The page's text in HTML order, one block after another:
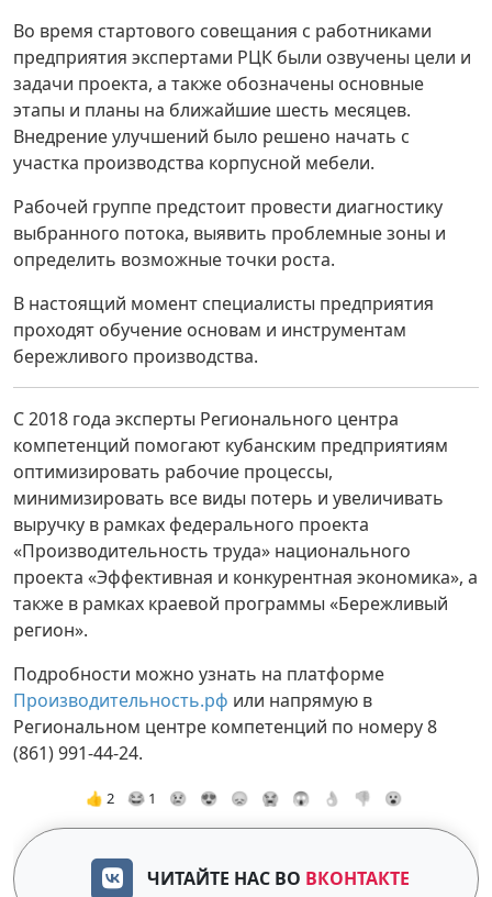
Во время стартового совещания с работниками
предприятия экспертами РЦК были озвучены цели и
задачи проекта, а также обозначены основные
этапы и планы на ближайшие шесть месяцев.
Внедрение улучшений было решено начать с
участка производства корпусной мебели.
Рабочей группе предстоит провести диагностику
выбранного потока, выявить проблемные зоны и
определить возможные точки роста.
В настоящий момент специалисты предприятия
проходят обучение основам и инструментам
бережливого производства.
С 2018 года эксперты Регионального центра
компетенций помогают кубанским предприятиям
оптимизировать рабочие процессы,
минимизировать все виды потерь и увеличивать
выручку в рамках федерального проекта
«Производительность труда» национального
проекта «Эффективная и конкурентная экономика», а
также в рамках краевой программы «Бережливый
регион».
Подробности можно узнать на платформе
Производительность.рф или напрямую в
Региональном центре компетенций по номеру 8
(861) 991-44-24.
👍 2 😂 1 😢 😍 😞 😭 😱 👌 👎 😮
ЧИТАЙТЕ НАС ВО ВКОНТАКТЕ